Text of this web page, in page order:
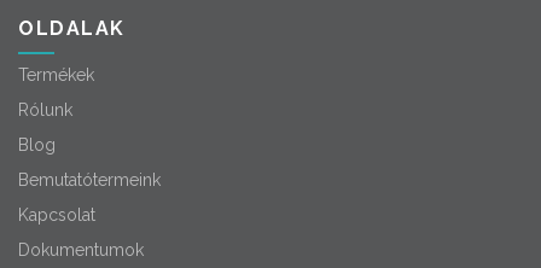
OLDALAK
Termékek
Rólunk
Blog
Bemutatótermeink
Kapcsolat
Dokumentumok